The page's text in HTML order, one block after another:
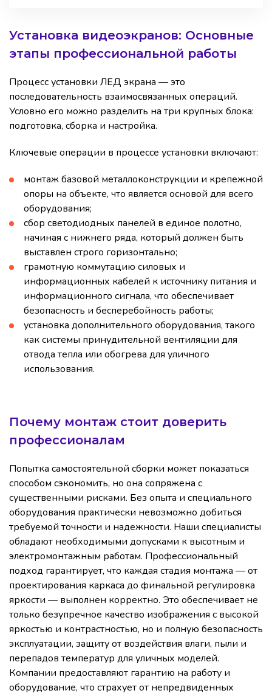
Установка видеоэкранов: Основные
этапы профессиональной работы
Процесс установки ЛЕД экрана — это
последовательность взаимосвязанных операций.
Условно его можно разделить на три крупных блока:
подготовка, сборка и настройка.
Ключевые операции в процессе установки включают:
монтаж базовой металлоконструкции и крепежной
опоры на объекте, что является основой для всего
оборудования;
сбор светодиодных панелей в единое полотно,
начиная с нижнего ряда, который должен быть
выставлен строго горизонтально;
грамотную коммутацию силовых и
информационных кабелей к источнику питания и
информационного сигнала, что обеспечивает
безопасность и бесперебойность работы;
установка дополнительного оборудования, такого
как системы принудительной вентиляции для
отвода тепла или обогрева для уличного
использования.
Почему монтаж стоит доверить
профессионалам
Попытка самостоятельной сборки может показаться
способом сэкономить, но она сопряжена с
существенными рисками. Без опыта и специального
оборудования практически невозможно добиться
требуемой точности и надежности. Наши специалисты
обладают необходимыми допусками к высотным и
электромонтажным работам. Профессиональный
подход гарантирует, что каждая стадия монтажа — от
проектирования каркаса до финальной регулировка
яркости — выполнен корректно. Это обеспечивает не
только безупречное качество изображения с высокой
яркостью и контрастностью, но и полную безопасность
эксплуатации, защиту от воздействия влаги, пыли и
перепадов температур для уличных моделей.
Компании предоставляют гарантию на работу и
оборудование, что страхует от непредвиденных